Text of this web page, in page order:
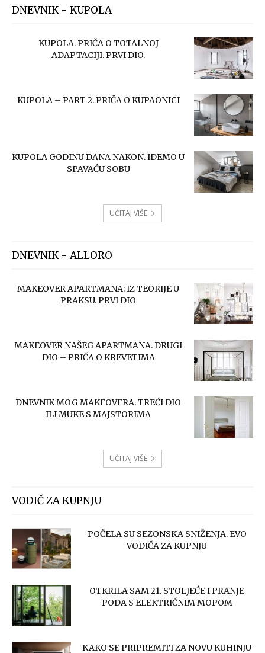
DNEVNIK - KUPOLA
KUPOLA. PRIČA O TOTALNOJ
ADAPTACIJI. PRVI DIO.
KUPOLA – PART 2. PRIČA O KUPAONICI
KUPOLA GODINU DANA NAKON. IDEMO U
SPAVAĆU SOBU
UČITAJ VIŠE
DNEVNIK - ALLORO
MAKEOVER APARTMANA: IZ TEORIJE U
PRAKSU. PRVI DIO
MAKEOVER NAŠEG APARTMANA. DRUGI
DIO – PRIČA O KREVETIMA
DNEVNIK MOG MAKEOVERA. TREĆI DIO
ILI MUKE S MAJSTORIMA
UČITAJ VIŠE
VODIČ ZA KUPNJU
POČELA SU SEZONSKA SNIŽENJA. EVO
VODIČA ZA KUPNJU
OTKRILA SAM 21. STOLJEĆE I PRANJE
PODA S ELEKTRIČNIM MOPOM
KAKO SE PRIPREMITI ZA NOVU KUHINJU